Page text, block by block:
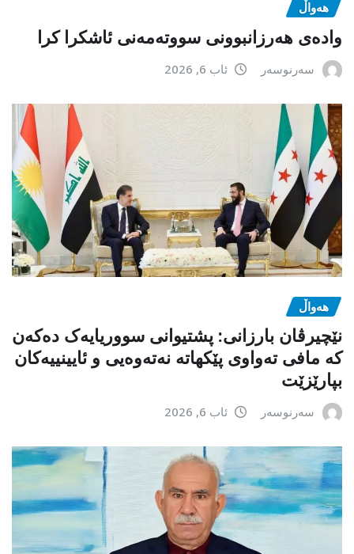
هەواڵ
وادەی هەرزانبوونی سووتەمەنی ئاشکرا کرا
سەرنوسەر ئاب 6, 2026
هەواڵ
نێچیرڤان بارزانی: پشتیوانی سووریایەک دەکەن
کە مافی تەواوی پێکهاتە نەتەوەیی و ئایینییەکان
بپارێزێت
سەرنوسەر ئاب 6, 2026